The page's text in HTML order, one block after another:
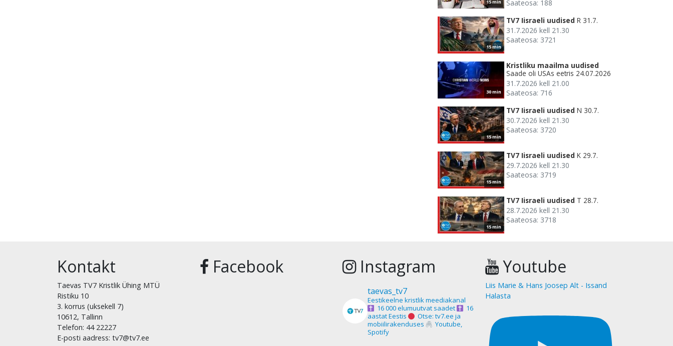
15 min Saateosa: 188
15 min
TV7 Iisraeli uudised R 31.7.
31.7.2026 kell 21.30
Saateosa: 3721
30 min
Kristliku maailma uudised
Saade oli USAs eetris 24.07.2026
31.7.2026 kell 21.00
Saateosa: 716
15 min
TV7 Iisraeli uudised N 30.7.
30.7.2026 kell 21.30
Saateosa: 3720
15 min
TV7 Iisraeli uudised K 29.7.
29.7.2026 kell 21.30
Saateosa: 3719
15 min
TV7 Iisraeli uudised T 28.7.
28.7.2026 kell 21.30
Saateosa: 3718
Kontakt
Taevas TV7 Kristlik Ühing MTÜ
Ristiku 10
3. korrus (uksekell 7)
10612, Tallinn
Telefon: 44 22227
E-posti aadress: tv7@tv7.ee
Facebook Instagram
taevas_tv7
Eestikeelne kristlik meediakanal
16 000 elumuutvat saadet
16
aastat Eestis
Otse: tv7.ee ja
mobiilirakenduses
Youtube,
Spotify
Youtube
Liis Marie & Hans Joosep Alt - Issand
Halasta